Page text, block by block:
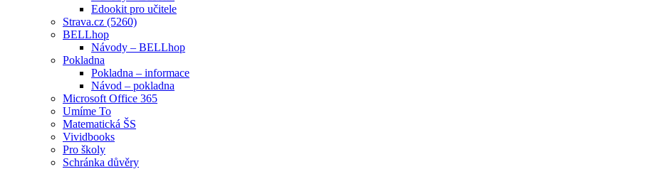
Edookit pro učitele
Strava.cz (5260)
BELLhop
Návody – BELLhop
Pokladna
Pokladna – informace
Návod – pokladna
Microsoft Office 365
Umíme To
Matematická ŠS
Vividbooks
Pro školy
Schránka důvěry